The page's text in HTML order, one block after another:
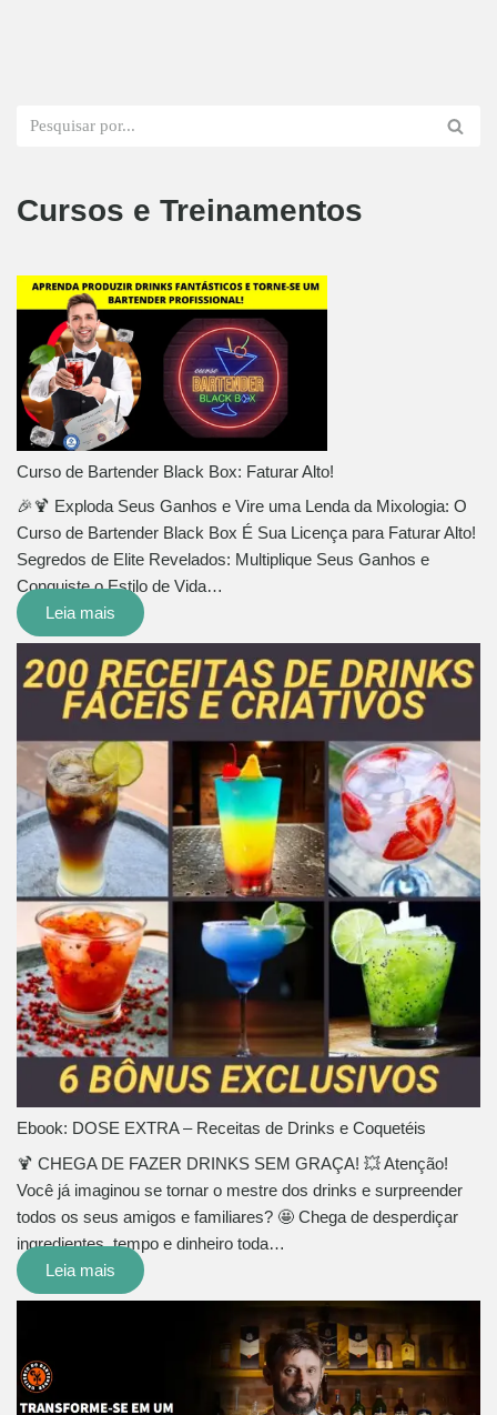
Cursos e Treinamentos
Curso de Bartender Black Box: Faturar Alto!
🎉🍹 Exploda Seus Ganhos e Vire uma Lenda da Mixologia: O
Curso de Bartender Black Box É Sua Licença para Faturar Alto!
Segredos de Elite Revelados: Multiplique Seus Ganhos e
Conquiste o Estilo de Vida…
Leia mais
Ebook: DOSE EXTRA – Receitas de Drinks e Coquetéis
🍹 CHEGA DE FAZER DRINKS SEM GRAÇA! 💥 Atenção!
Você já imaginou se tornar o mestre dos drinks e surpreender
todos os seus amigos e familiares? 🤩 Chega de desperdiçar
ingredientes, tempo e dinheiro toda…
Leia mais